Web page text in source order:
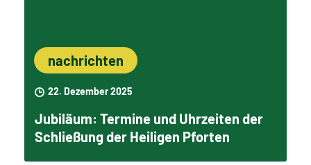
nachrichten
22. Dezember 2025
Jubiläum: Termine und Uhrzeiten der
Schließung der Heiligen Pforten